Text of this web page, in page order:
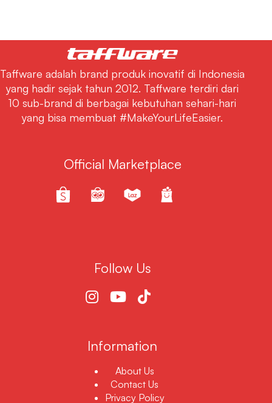
Taffware adalah brand produk inovatif di Indonesia
yang hadir sejak tahun 2012. Taffware terdiri dari
10 sub-brand di berbagai kebutuhan sehari-hari
yang bisa membuat #MakeYourLifeEasier.
Official Marketplace
Follow Us
Information
About Us
Contact Us
Privacy Policy